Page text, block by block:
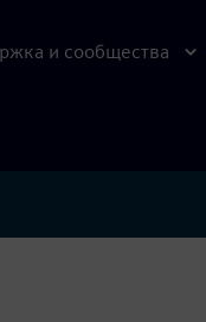
и сообщества